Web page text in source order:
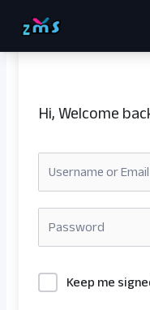
Hi, Welcome
Keep me